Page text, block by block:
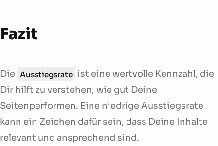
Fazit
Die Ausstiegsrate ist eine wertvolle Kennzahl, die
Dir hilft zu verstehen, wie gut Deine
Seitenperformen. Eine niedrige Ausstiegsrate
kann ein Zeichen dafür sein, dass Deine Inhalte
relevant und ansprechend sind.